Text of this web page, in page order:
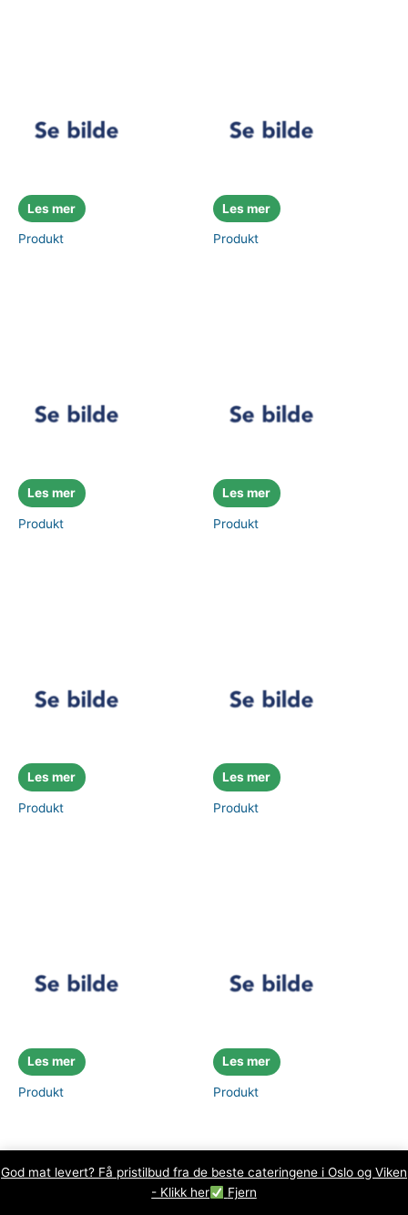
God mat levert? Få pristilbud fra de beste cateringene i Oslo og Viken
- Klikk her
Fjern
Les mer
Produkt
Les mer
Produkt
Les mer
Produkt
Les mer
Produkt
Les mer
Produkt
Les mer
Produkt
Les mer
Produkt
Les mer
Produkt